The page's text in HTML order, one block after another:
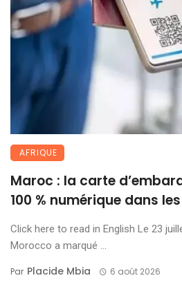
AFRIQUE
Maroc : la carte
100 % numérique dans
Click here to read in English Le 23
Morocco a marqué ...
Par Placide Mbia 6 août 2026